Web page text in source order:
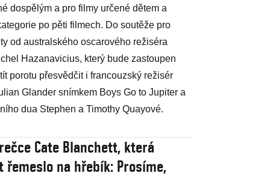
dospělým a pro filmy určené dětem a
po pěti filmech. Do soutěže pro
od australského oscarového režiséra
Hazanavicius, který bude zastoupen
porotu přesvědčit i francouzský režisér
Glander snímkem Boys Go to Jupiter a
dua Stephen a Timothy Quayové.
Cate Blanchett, která
řemeslo na hřebík: Prosíme,